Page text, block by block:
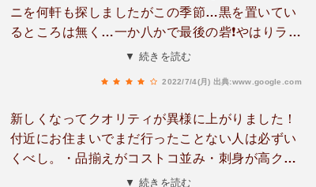
ニを何軒も探しましたがこの季節…黒を置いてい
るところは無く…一か八かで最後の砦❗️やはりライ
ンナップの広さはコンビニよりスーパーだ❗️と思い
▼ 続きを読む
2022/7/4(月) 出典:www.google.com
新しくなってクオリティが異様に上がりました！
付近にお住まいでまだ行ったことない人は必ずい
くべし。・品揃えがコストコ並み・刺身が高クオ
リティでめっちゃ安い・お酒が安い通わない理由
▼ 続きを読む